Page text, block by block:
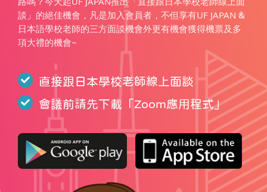
談」的絕佳機會，凡是加入會員者，不但享有UF JAPAN &
日本語學校老師的三方面談機會外更有機會獲得機票及多
項大禮的機會~
直接跟日本學校老師線上面談
會議前請先下載「 Zoom應用程式」